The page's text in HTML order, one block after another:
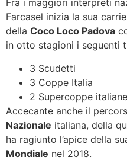
Fra i maggiori interpreti
Farcasel inizia la sua
della Coco Loco Padova
in otto stagioni i seguenti
3 Scudetti
3 Coppe Italia
2 Supercoppe italiane
Accecante anche il
Nazionale italiana, della
ha ragiunto l’apice della
Mondiale nel 2018.